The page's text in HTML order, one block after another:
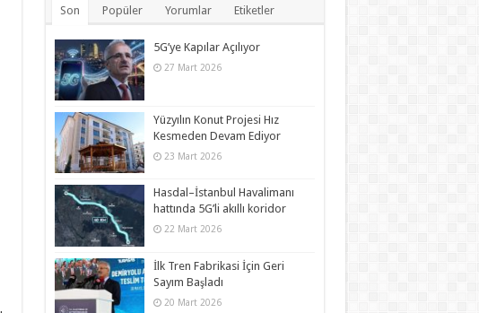
Son Popüler Yorumlar Etiketler
5G’ye Kapılar Açılıyor
27 Mart 2026
Yüzyılın Konut Projesi Hız
Kesmeden Devam Ediyor
23 Mart 2026
Hasdal–İstanbul Havalimanı
hattında 5G’li akıllı koridor
22 Mart 2026
İlk Tren Fabrikasi İçin Geri
Sayım Başladı
20 Mart 2026